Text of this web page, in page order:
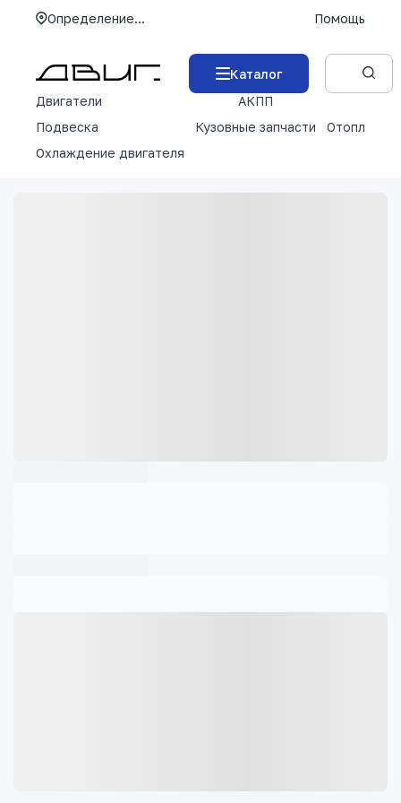
Определение... Помощь
Каталог
Двигатели
АКПП
Подвеска
Кузовные запчасти
Отопление
Охлаждение двигателя